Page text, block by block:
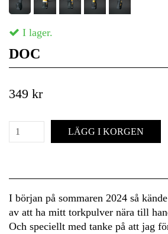
I lager.
DOC
349 kr
LÄGG I KORGEN
I början på sommaren 2024 så
av att ha mitt torkpulver nära till
Och speciellt med tanke på att jag